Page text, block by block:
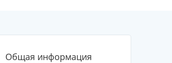
Общая информация